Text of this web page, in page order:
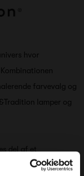
hvor
farvevalg og
lamper og
del af et
bag, laver deres